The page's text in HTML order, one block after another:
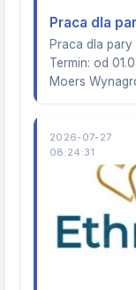
Praca dla
Praca dla
Termin: od
Moers
2026-07-27
08:24:31